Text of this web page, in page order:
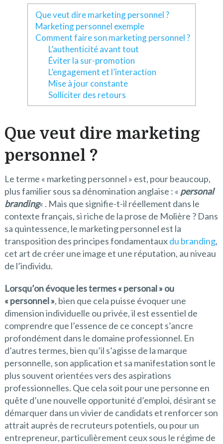
Que veut dire marketing personnel ?
Marketing personnel exemple
Comment faire son marketing personnel ?
L’authenticité avant tout
Éviter la sur-promotion
L’engagement et l’interaction
Mise à jour constante
Solliciter des retours
Que veut dire marketing
personnel ?
Le terme « marketing personnel » est, pour beaucoup,
plus familier sous sa dénomination anglaise : « personal
branding« . Mais que signifie-t-il réellement dans le
contexte français, si riche de la prose de Molière ? Dans
sa quintessence, le marketing personnel est la
transposition des principes fondamentauxdu branding,
cet art de créer une image et une réputation, au niveau
de l’individu.
Lorsqu’on évoque les termes « personal » ou
« personnel », bien que cela puisse évoquer une
dimension individuelle ou privée, il est essentiel de
comprendre que l’essence de ce concept s’ancre
profondément dans le domaine professionnel. En
d’autres termes, bien qu’il s’agisse de la marque
personnelle, son application et sa manifestation sont le
plus souvent orientées vers des aspirations
professionnelles. Que cela soit pour une personne en
quête d’une nouvelle opportunité d’emploi, désirant se
démarquer dans un vivier de candidats et renforcer son
attrait auprès de recruteurs potentiels, ou pour un
entrepreneur, particulièrement ceux sous le régime de